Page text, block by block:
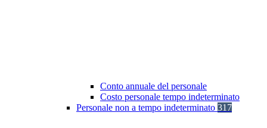
Conto annuale del personale
Costo personale tempo indeterminato
Personale non a tempo indeterminato 317